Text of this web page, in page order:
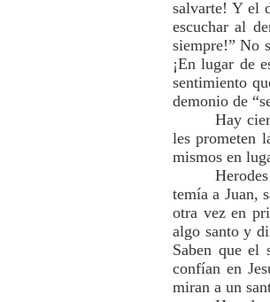
salvarte! Y el
escuchar al
siempre!” No
¡En lugar de
sentimiento
demonio de
Hay
les prometen
mismos en
temía a Juan,
otra vez en
algo santo y
Saben que el
confían en
miran a un